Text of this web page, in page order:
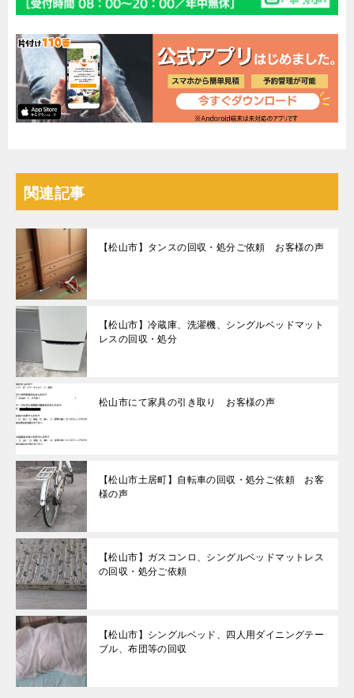
関連記事
【松山市】タンスの回収・処分ご依頼 お客様の声
【松山市】冷蔵庫、洗濯機、シングルベッドマット
レスの回収・処分
松山市にて家具の引き取り お客様の声
【松山市土居町】自転車の回収・処分ご依頼 お客
様の声
【松山市】ガスコンロ、シングルベッドマットレス
の回収・処分ご依頼
【松山市】シングルベッド、四人用ダイニングテー
ブル、布団等の回収